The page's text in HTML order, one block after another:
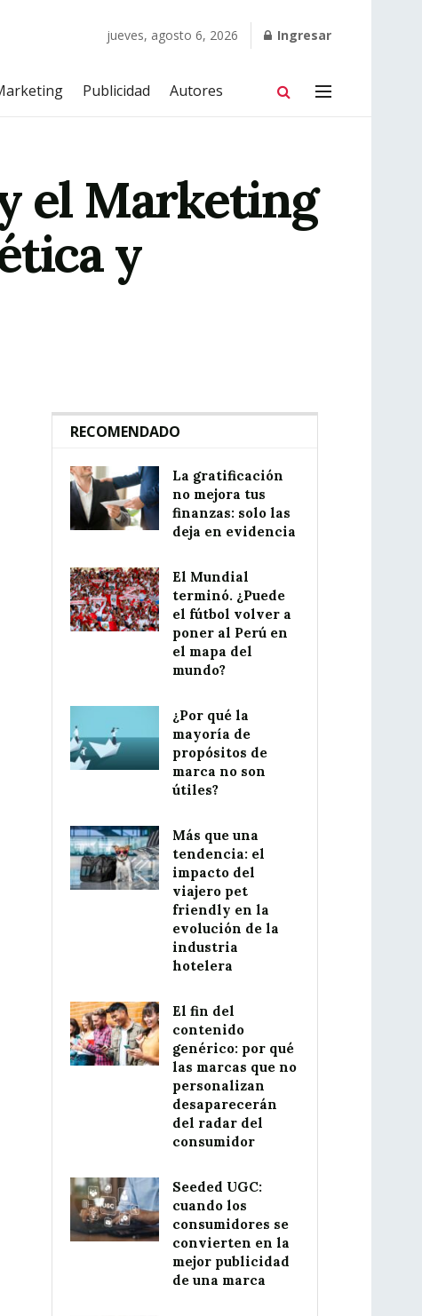
jueves, agosto 6, 2026 Ingresar
Publicidad Autores
el Marketing
y
RECOMENDADO
La gratificación
no mejora tus
finanzas: solo las
deja en evidencia
El Mundial
terminó. ¿Puede
el fútbol volver a
poner al Perú en
el mapa del
mundo?
¿Por qué la
mayoría de
propósitos de
marca no son
útiles?
Más que una
tendencia: el
impacto del
viajero pet
friendly en la
evolución de la
industria
hotelera
El fin del
contenido
genérico: por qué
las marcas que no
personalizan
desaparecerán
del radar del
consumidor
Seeded UGC:
cuando los
consumidores se
convierten en la
mejor publicidad
de una marca